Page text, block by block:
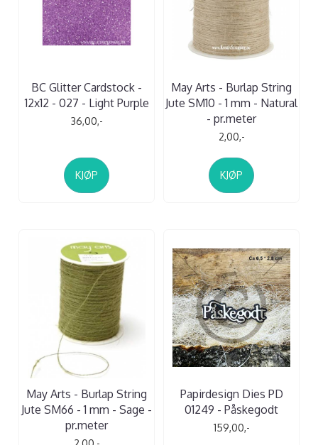
BC Glitter Cardstock -
12x12 - 027 - Light Purple
36,00,-
KJØP
May Arts - Burlap String
Jute SM10 - 1 mm - Natural
- pr.meter
2,00,-
KJØP
May Arts - Burlap String
Jute SM66 - 1 mm - Sage -
pr.meter
Papirdesign Dies PD
01249 - Påskegodt
159,00,-